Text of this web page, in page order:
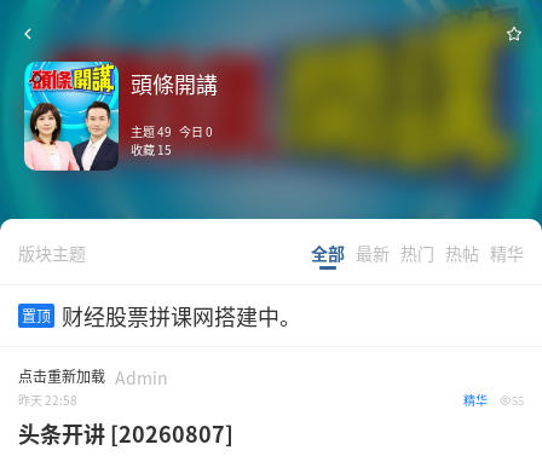
頭條開講
主题 49 今日 0
收藏 15
版块主题 全部 最新 热门 热帖 精华
置顶 财经股票拼课网搭建中。
点击重新加载 Admin
昨天 22:58 55
精华
头条开讲 [20260807]